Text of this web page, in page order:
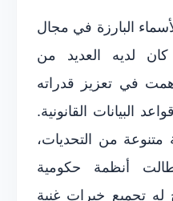
البارزة في مجال
لديه العديد من
في تعزيز قدراته
البيانات القانونية.
من التحديات،
طالت أنظمة حكومية
تجميع خبرات غنية